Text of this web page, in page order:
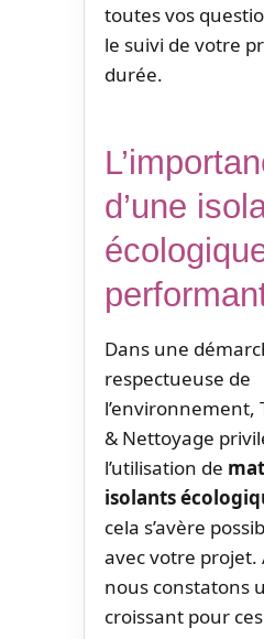
toutes vos
le suivi de votre
durée.
d’une
Dans une
respectueuse de
l’environnement,
& Nettoyage
l’utilisation de
isolants
cela s’avère
avec votre projet.
nous constatons
croissant pour